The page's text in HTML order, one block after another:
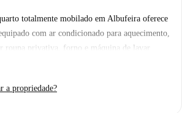
totalmente mobilado em Albufeira oferece
com ar condicionado para aquecimento,
roupa privativa, forno e máquina de lavar
e bem mobilada, permitindo fácil
propriedade é ideal para trabalhadores e
a propriedade?